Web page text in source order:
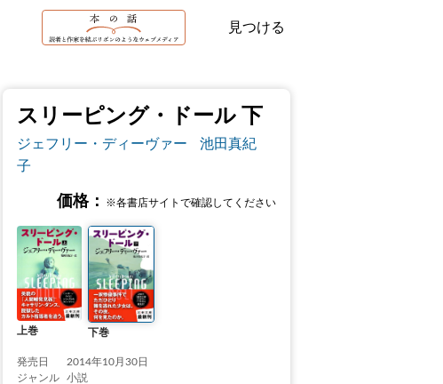
見つける
スリーピング・ドール 下
ジェフリー・ディーヴァー
池田真紀
子
価格： ※各書店サイトで確認してください
上巻 下巻
発売日
2014年10月30日
ジャンル
小説